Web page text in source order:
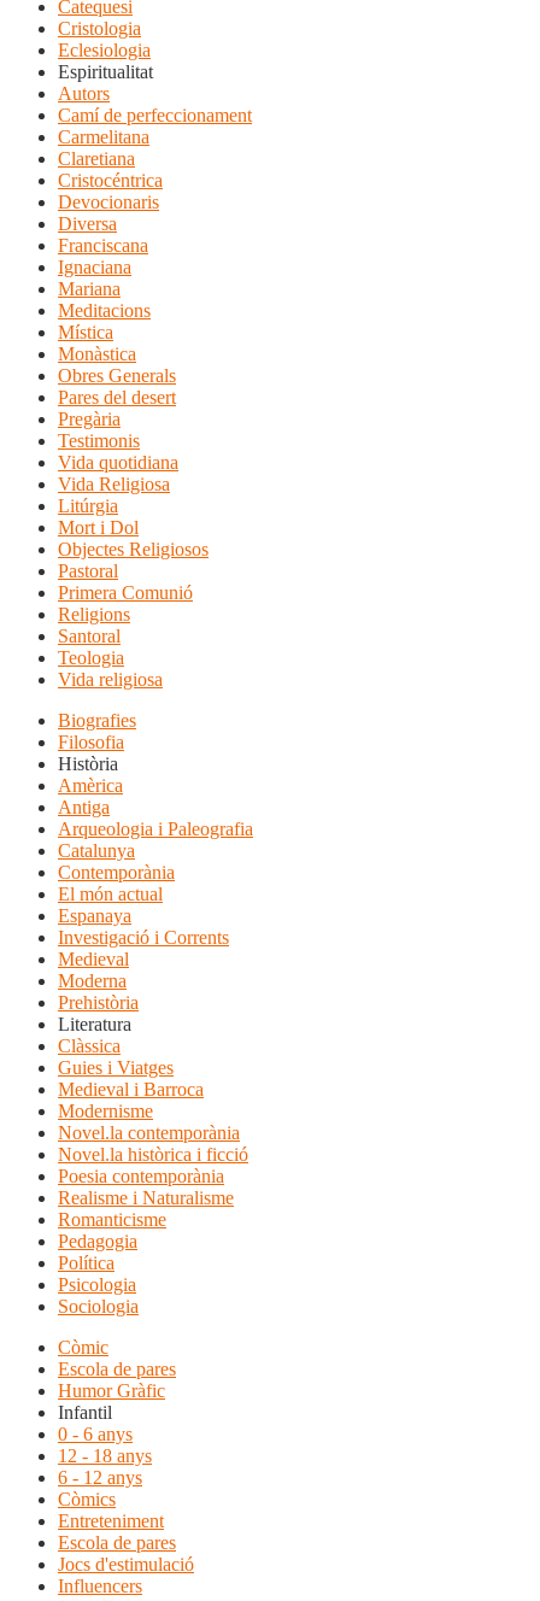
Catequesi
Cristologia
Eclesiologia
Espiritualitat
Autors
Camí de perfeccionament
Carmelitana
Claretiana
Cristocéntrica
Devocionaris
Diversa
Franciscana
Ignaciana
Mariana
Meditacions
Mística
Monàstica
Obres Generals
Pares del desert
Pregària
Testimonis
Vida quotidiana
Vida Religiosa
Litúrgia
Mort i Dol
Objectes Religiosos
Pastoral
Primera Comunió
Religions
Santoral
Teologia
Vida religiosa
Biografies
Filosofia
Història
Amèrica
Antiga
Arqueologia i Paleografia
Catalunya
Contemporània
El món actual
Espanaya
Investigació i Corrents
Medieval
Moderna
Prehistòria
Literatura
Clàssica
Guies i Viatges
Medieval i Barroca
Modernisme
Novel.la contemporània
Novel.la històrica i ficció
Poesia contemporània
Realisme i Naturalisme
Romanticisme
Pedagogia
Política
Psicologia
Sociologia
Còmic
Escola de pares
Humor Gràfic
Infantil
0 - 6 anys
12 - 18 anys
6 - 12 anys
Còmics
Entreteniment
Escola de pares
Jocs d'estimulació
Influencers